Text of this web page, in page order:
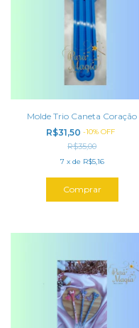
Molde Trio Caneta Coração
R$31,50-10%OFF
R$35,00
7 x de R$5,16